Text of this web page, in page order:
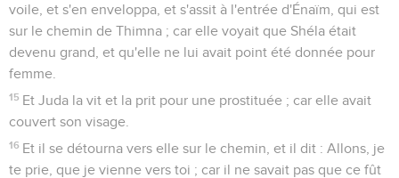
voile, et s'en enveloppa, et s'assit à l'entrée d'Énaïm, qui est
sur le chemin de Thimna ; car elle voyait que Shéla était
devenu grand, et qu'elle ne lui avait point été donnée pour
femme.
15 Et Juda la vit et la prit pour une prostituée ; car elle avait
couvert son visage.
16 Et il se détourna vers elle sur le chemin, et il dit : Allons, je
te prie, que je vienne vers toi ; car il ne savait pas que ce fût